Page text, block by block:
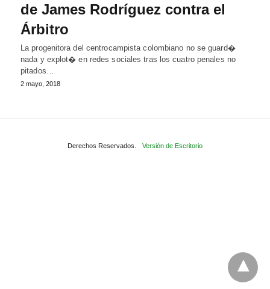
de James Rodríguez contra el
Árbitro
La progenitora del centrocampista colombiano no se guard�
nada y explot� en redes sociales tras los cuatro penales no
pitados…
2 mayo, 2018
Derechos Reservados. Versión de Escritorio